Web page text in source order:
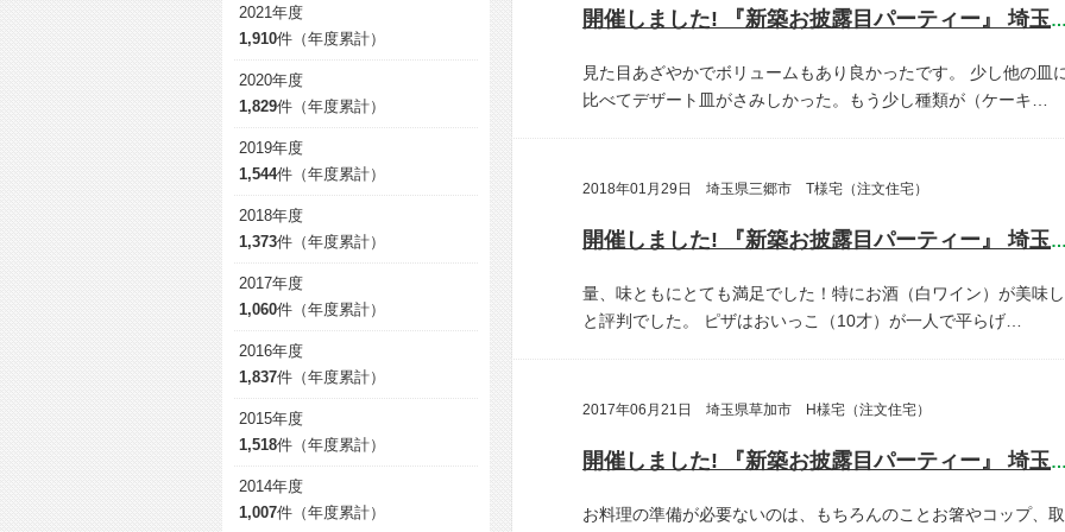
開催しました! 『新築お披露目パーティー』
見た目あざやかでボリュームもあり良かったです。
少し他の皿
比べてデザート皿がさみしかった。もう少し種類が（ケーキ…
2018年01月29日 埼玉県三郷市 T様宅（注文住宅）
開催しました! 『新築お披露目パーティー
量、味ともにとても満足でした！特にお酒（白ワイン）が美味
と評判でした。
ピザはおいっこ（10才）が一人で平らげ…
2017年06月21日 埼玉県草加市 H様宅（注文住宅）
開催しました! 『新築お披露目パーティー
お料理の準備が必要ないのは、もちろんのことお箸やコップ、
2021年度
1,910件（年度累計）
2020年度
1,829件（年度累計）
2019年度
1,544件（年度累計）
2018年度
1,373件（年度累計）
2017年度
1,060件（年度累計）
2016年度
1,837件（年度累計）
2015年度
1,518件（年度累計）
2014年度
1,007件（年度累計）